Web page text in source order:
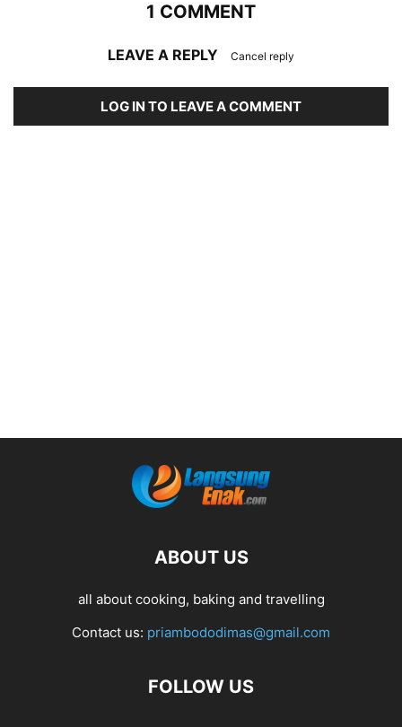
1 COMMENT
LEAVE A REPLY Cancel reply
LOG IN TO LEAVE A COMMENT
ABOUT US
all about cooking, baking and travelling
Contact us: priambododimas@gmail.com
FOLLOW US